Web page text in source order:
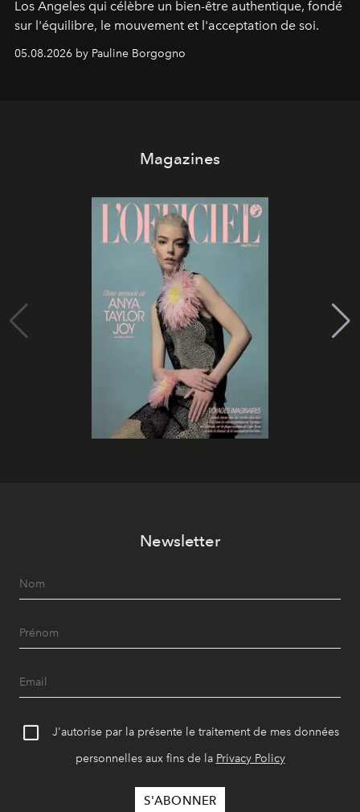
Los Angeles qui célèbre un bien-être authentique, fondé
sur l'équilibre, le mouvement et l'acceptation de soi.
05.08.2026 by Pauline Borgogno
Magazines
Newsletter
J'autorise par la présente le traitement de mes données
personnelles aux fins de la Privacy Policy